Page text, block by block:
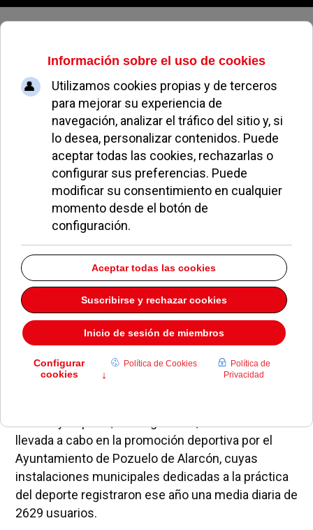
Jueves, 06 de agosto de 2026
Una de las "Siete Estrellas" a la
promoción deportiva recae en
Pozuelo
REDACCIÓN NOTICIAS DE POZUELO 22 JULIO 2004
llevada a cabo en la promoción deportiva por el
Ayuntamiento de Pozuelo de Alarcón, cuyas
instalaciones municipales dedicadas a la práctica
del deporte registraron ese año una media diaria de
2629 usuarios.